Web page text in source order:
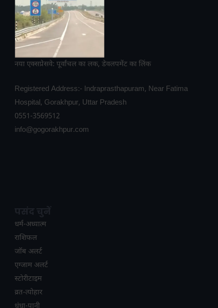
नया एक्सप्रेसवे: पूर्वांचल का लक, डेवलपमेंट का लिंक
Registered Address:- Indraprasthapuram, Near Fatima
Hospital, Gorakhpur, Uttar Pradesh
0551-3569512
info@gogorakhpur.com
धर्म-अध्यात्म
राशिफल
जॉब अलर्ट
एग्जाम अलर्ट
स्टोरीटाइम
व्रत-त्योहार